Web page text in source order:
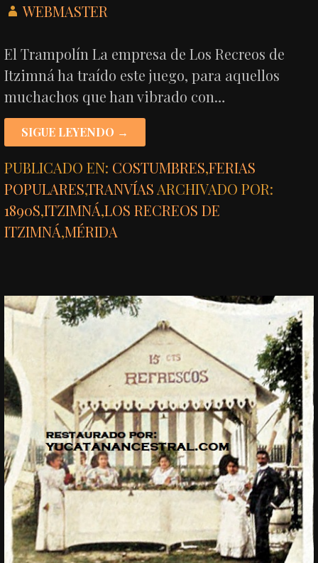
WEBMASTER
El Trampolín La empresa de Los Recreos de
Itzimná ha traído este juego, para aquellos
muchachos que han vibrado con…
SIGUE LEYENDO →
PUBLICADO EN: COSTUMBRES,FERIAS
POPULARES,TRANVÍAS ARCHIVADO POR:
1890S,ITZIMNÁ,LOS RECREOS DE
ITZIMNÁ,MÉRIDA